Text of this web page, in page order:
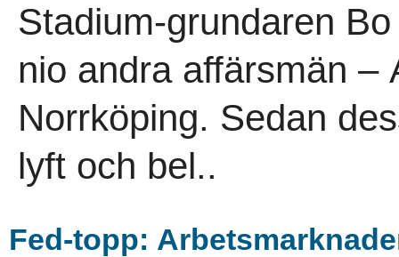
Stadium-grundaren
nio andra affärsmän –
Norrköping. Sedan
lyft och bel..
Fed-topp: